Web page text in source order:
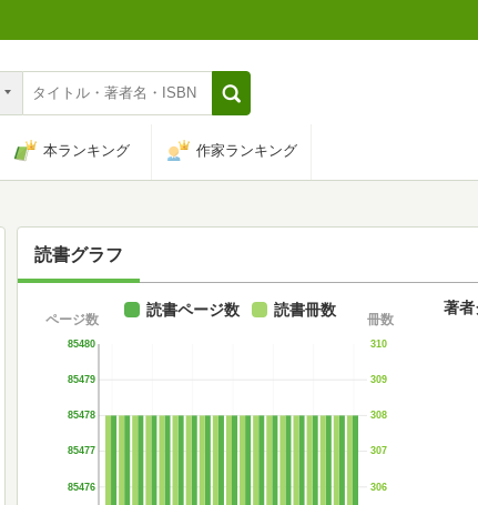
本ランキング 作家ランキング
読書グラフ
85476
85477
85478
85479
85480
ページ数
306
307
308
309
310
冊数
読書ページ数 読書冊数 著者